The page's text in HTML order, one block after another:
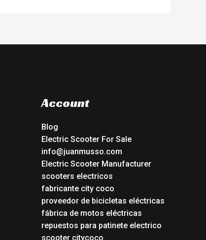
Account
Blog
Electric Scooter For Sale
info@juanmusso.com
Electric Scooter Manufacturer
scooters electricos
fabricante city coco
proveedor de bicicletas eléctricas
fábrica de motos eléctricas
repuestos para patinete electrico
scooter citycoco